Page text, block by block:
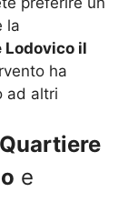
la
Lodovico il
ha
ad altri
e